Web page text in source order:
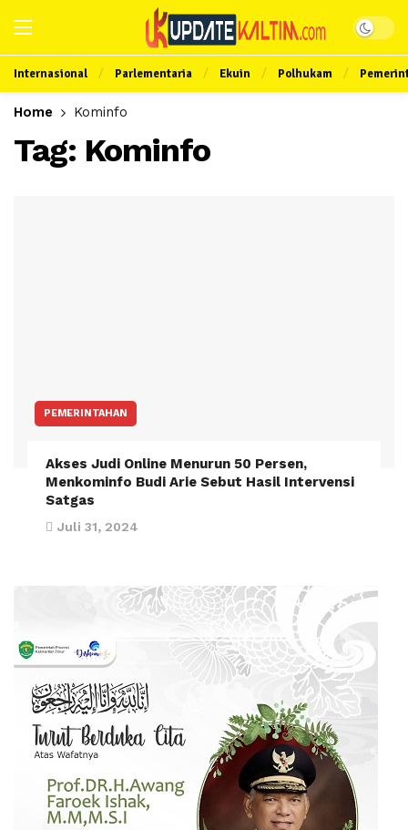
Internasional Parlementaria Ekuin Polhukam
Home Kominfo
Tag: Kominfo
PEMERINTAHAN
Akses Judi Online Menurun 50 Persen,
Menkominfo Budi Arie Sebut Hasil Intervensi
Satgas
Juli 31, 2024